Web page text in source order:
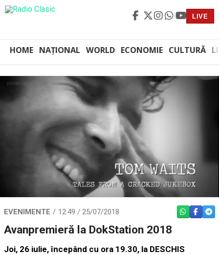
LIVE
HOME NAȚIONAL WORLD ECONOMIE CULTURĂ
EVENIMENTE 12:49 / 25/07/2018 WHATSAPP
Avanpremieră la DokStation 2018
Joi, 26 iulie, începând cu ora 19.30, la DESCHIS